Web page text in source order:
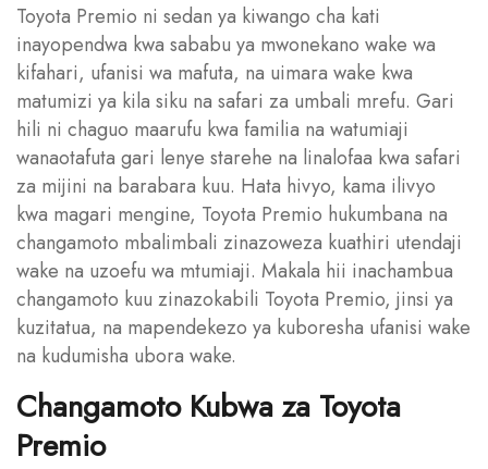
Toyota Premio ni sedan ya kiwango cha kati
inayopendwa kwa sababu ya mwonekano wake wa
kifahari, ufanisi wa mafuta, na uimara wake kwa
matumizi ya kila siku na safari za umbali mrefu. Gari
hili ni chaguo maarufu kwa familia na watumiaji
wanaotafuta gari lenye starehe na linalofaa kwa safari
za mijini na barabara kuu. Hata hivyo, kama ilivyo
kwa magari mengine, Toyota Premio hukumbana na
changamoto mbalimbali zinazoweza kuathiri utendaji
wake na uzoefu wa mtumiaji. Makala hii inachambua
changamoto kuu zinazokabili Toyota Premio, jinsi ya
kuzitatua, na mapendekezo ya kuboresha ufanisi wake
na kudumisha ubora wake.
Changamoto Kubwa za Toyota
Premio